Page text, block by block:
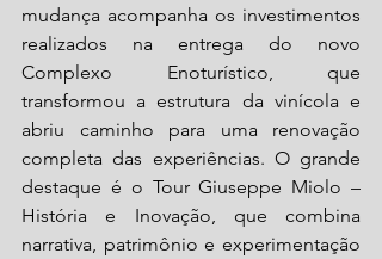
mudança acompanha os investimentos
realizados na entrega do novo
Complexo Enoturístico, que
transformou a estrutura da vinícola e
abriu caminho para uma renovação
completa das experiências. O grande
destaque é o Tour Giuseppe Miolo –
História e Inovação, que combina
narrativa, patrimônio e experimentação